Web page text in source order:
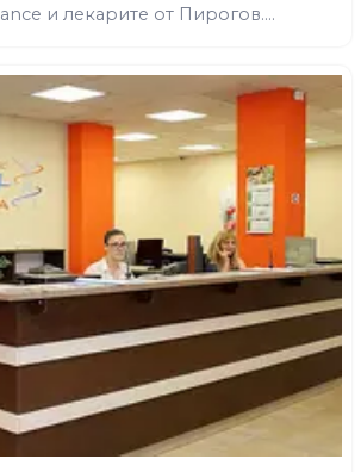
и лекарите от Пирогов....